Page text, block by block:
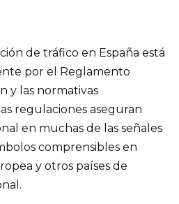
de tráfico en España está
por el Reglamento
y las normativas
regulaciones aseguran
en muchas de las señales
comprensibles en
y otros países de